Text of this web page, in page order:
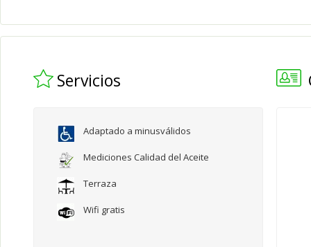
Servicios
Adaptado a minusválidos
Mediciones Calidad del Aceite
Terraza
Wifi gratis